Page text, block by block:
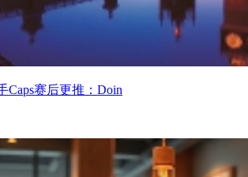
Caps赛后更推：Doin